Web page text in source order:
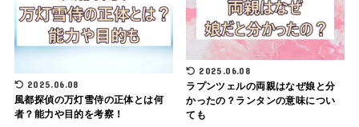
2025.06.08
風都探偵の万灯雪侍の正体とは何
者？能力や目的を考察！
2025.06.08
ラプンツェルの両親はなぜ娘と分
かったの？ランタンの意味につい
ても